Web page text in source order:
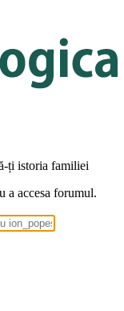
ți istoria familiei
a accesa forumul.